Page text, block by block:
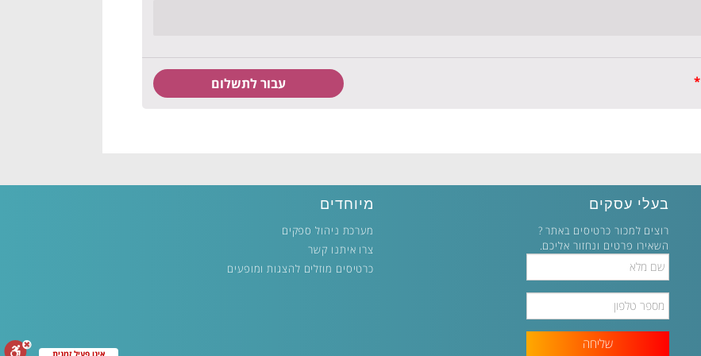
*
בעלי עסקים
רוצים למכור כרטיסים באתר ?
השאירו פרטים ונחזור אליכם.
Full
Name
Phone
Number
מיוחדים
מערכת ניהול ספקים
צרו איתנו קשר
כרטיסים מוזלים להצגות ומופעים
אינו פעיל זמנית